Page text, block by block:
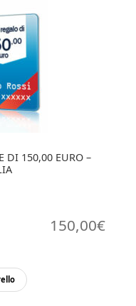
DI 150,00 EURO –
150,00€